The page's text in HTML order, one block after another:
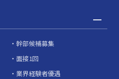
幹部候補募集
面接1回
業界経験者優遇